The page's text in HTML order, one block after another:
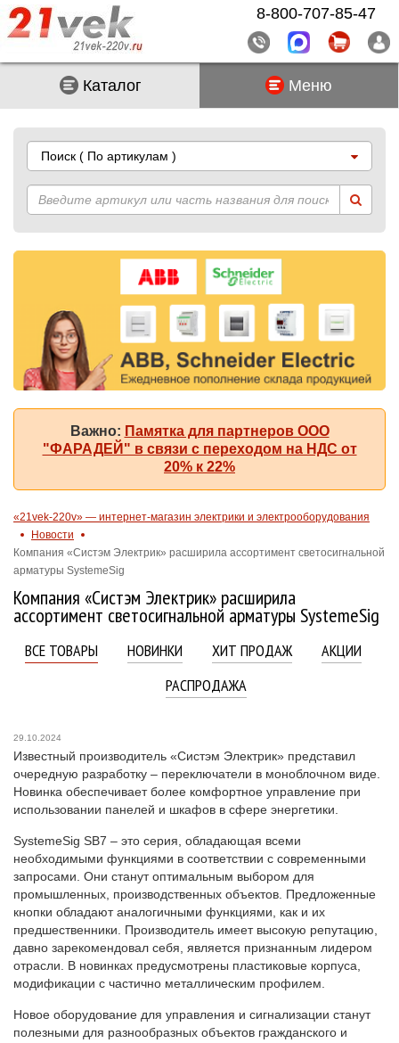
Каталог Меню
Поиск ( По артикулам )
Важно: Памятка для партнеров ООО
"ФАРАДЕЙ" в связи с переходом на НДС от
20% к 22%
«21vek-220v» — интернет-магазин электрики и электрооборудования
Новости
Компания «Систэм Электрик» расширила ассортимент светосигнальной
арматуры SystemeSig
Компания «Систэм Электрик» расширила
ассортимент светосигнальной арматуры SystemeSig
ВСЕ ТОВАРЫ НОВИНКИ ХИТ ПРОДАЖ
АКЦИИ
РАСПРОДАЖА
29.10.2024
Известный производитель «Систэм Электрик» представил
очередную разработку – переключатели в моноблочном виде.
Новинка обеспечивает более комфортное управление при
использовании панелей и шкафов в сфере энергетики.
SystemeSig SB7 – это серия, обладающая всеми
необходимыми функциями в соответствии с современными
запросами. Они станут оптимальным выбором для
промышленных, производственных объектов. Предложенные
кнопки обладают аналогичными функциями, как и их
предшественники. Производитель имеет высокую репутацию,
давно зарекомендовал себя, является признанным лидером
отрасли. В новинках предусмотрены пластиковые корпуса,
модификации с частично металлическим профилем.
Новое оборудование для управления и сигнализации станут
полезными для разнообразных объектов гражданского и
8-800-707-85-47